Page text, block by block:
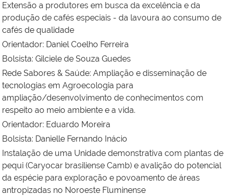
Extensão a produtores em busca da excelência e da
produção de cafés especiais - da lavoura ao consumo de
cafés de qualidade
Orientador: Daniel Coelho Ferreira
Bolsista: Gilciele de Souza Guedes
Rede Sabores & Saúde: Ampliação e disseminação de
tecnologias em Agroecologia para
ampliação/desenvolvimento de conhecimentos com
respeito ao meio ambiente e a vida.
Orientador: Eduardo Moreira
Bolsista: Danielle Fernando Inácio
Instalação de uma Unidade demonstrativa com plantas de
pequi (Caryocar brasiliense Camb) e avalição do potencial
da espécie para exploração e povoamento de áreas
antropizadas no Noroeste Fluminense